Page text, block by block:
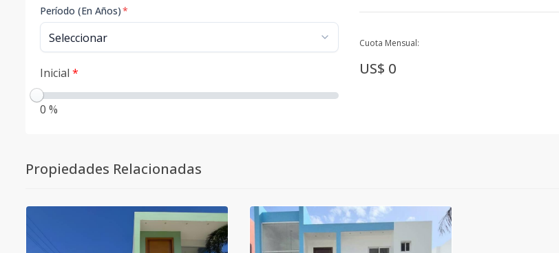
Período (En Años)*
Inicial *
0 %
Cuota Mensual:
US$ 0
Propiedades Relacionadas